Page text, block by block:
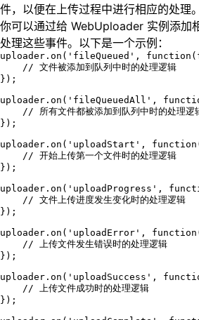
件，以便在上传过程中进行相应的处理。
你可以通过给 WebUploader 实例添加
处理这些事件。以下是一个示例：
uploader.on('fileQueued',
// 文件被添加到队列中时的处理逻辑
});
uploader.on('fileQueuedAll',
// 所有文件都被添加到队列中时的处理逻
});
uploader.on('uploadStart',
// 开始上传第一个文件时的处理逻辑
});
uploader.on('uploadProgress',
// 文件上传进度发生变化时的处理逻辑
});
uploader.on('uploadError',
// 上传文件发生错误时的处理逻辑
});
uploader.on('uploadSuccess',
// 上传文件成功时的处理逻辑
});